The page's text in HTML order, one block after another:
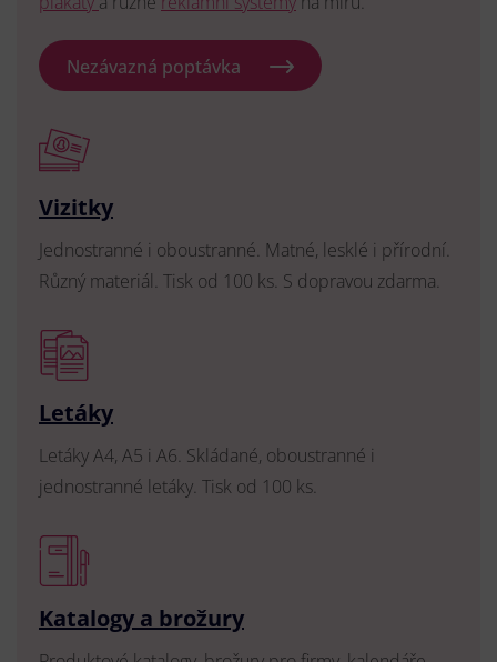
Nezávazná poptávka
Vizitky
Jednostranné i oboustranné. Matné, lesklé i přírodní.
Různý materiál. Tisk od 100 ks. S dopravou zdarma.
Letáky
Letáky A4, A5 i A6. Skládané, oboustranné i
jednostranné letáky. Tisk od 100 ks.
Katalogy a brožury